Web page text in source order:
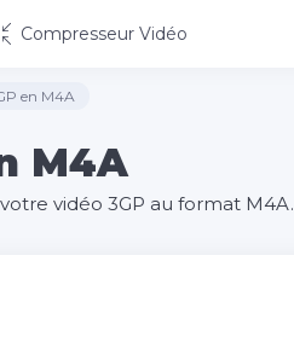
Compresseur Vidéo
en M4A
M4A
vidéo 3GP au format M4A.